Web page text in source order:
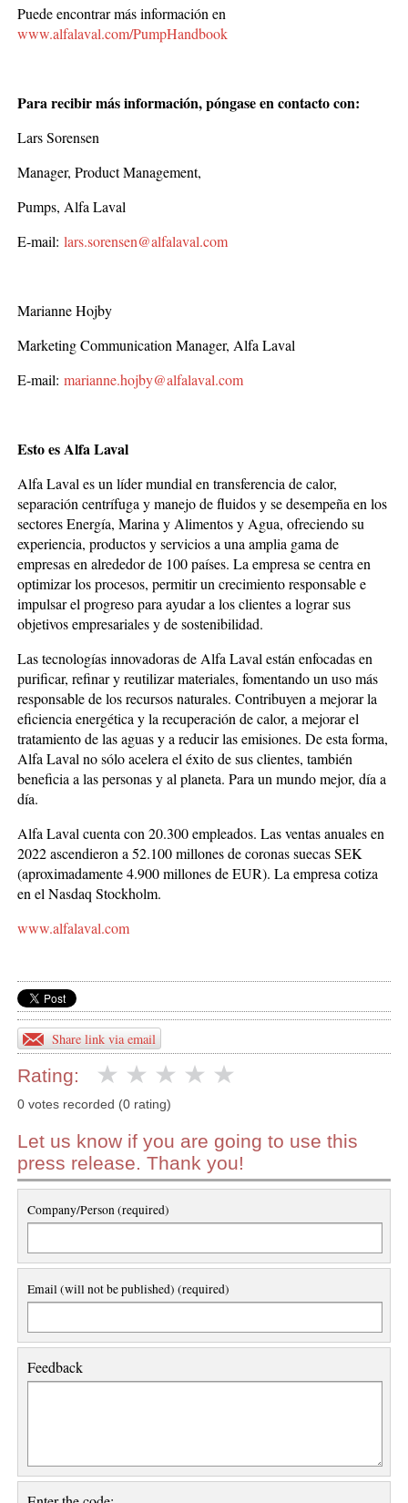
Puede encontrar más información en
www.alfalaval.com/PumpHandbook
Para recibir más información, póngase en contacto con:
Lars Sorensen
Manager, Product Management,
Pumps, Alfa Laval
E-mail:lars.sorensen@alfalaval.com
Marianne Hojby
Marketing Communication Manager, Alfa Laval
E-mail:marianne.hojby@alfalaval.com
Esto es Alfa Laval
Alfa Laval es un líder mundial en transferencia de calor,
separación centrífuga y manejo de fluidos y se desempeña en los
sectores Energía, Marina y Alimentos y Agua, ofreciendo su
experiencia, productos y servicios a una amplia gama de
empresas en alrededor de 100 países. La empresa se centra en
optimizar los procesos, permitir un crecimiento responsable e
impulsar el progreso para ayudar a los clientes a lograr sus
objetivos empresariales y de sostenibilidad.
Las tecnologías innovadoras de Alfa Laval están enfocadas en
purificar, refinar y reutilizar materiales, fomentando un uso más
responsable de los recursos naturales. Contribuyen a mejorar la
eficiencia energética y la recuperación de calor, a mejorar el
tratamiento de las aguas y a reducir las emisiones. De esta forma,
Alfa Laval no sólo acelera el éxito de sus clientes, también
beneficia a las personas y al planeta. Para un mundo mejor, día a
día.
Alfa Laval cuenta con 20.300 empleados. Las ventas anuales en
2022 ascendieron a 52.100 millones de coronas suecas SEK
(aproximadamente 4.900 millones de EUR). La empresa cotiza
en el Nasdaq Stockholm.
www.alfalaval.com
Share link via email
Rating:
0 votes recorded (0 rating)
Let us know if you are going to use this
press release. Thank you!
Company/Person (required)
Email (will not be published) (required)
Feedback